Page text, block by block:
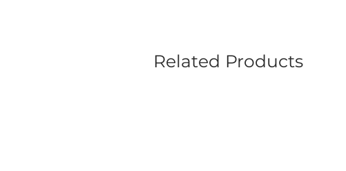
Related Products